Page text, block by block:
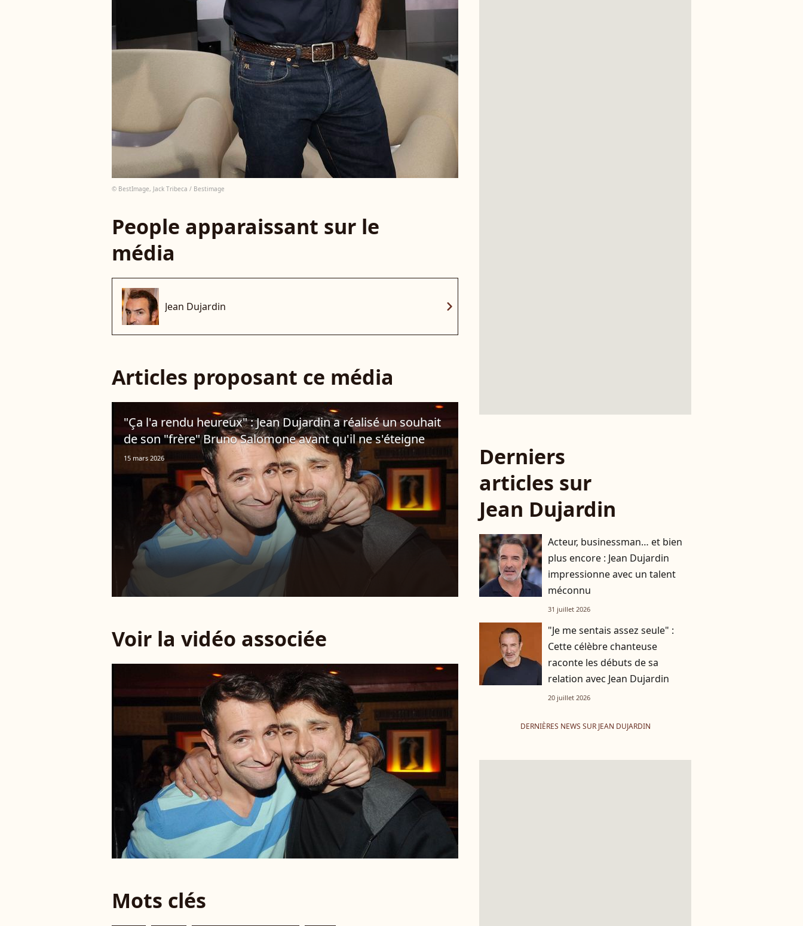
© BestImage, Jack Tribeca / Bestimage
People apparaissant sur le
média
Jean Dujardin chevron_right
Articles proposant ce média
"Ça l'a rendu heureux" : Jean Dujardin a réalisé un souhait
de son "frère" Bruno Salomone avant qu'il ne s'éteigne
15 mars 2026
Voir la vidéo associée
Mots clés
Derniers
articles sur
Jean Dujardin
Acteur, businessman… et bien
plus encore : Jean Dujardin
impressionne avec un talent
méconnu
31 juillet 2026
"Je me sentais assez seule" :
Cette célèbre chanteuse
raconte les débuts de sa
relation avec Jean Dujardin
20 juillet 2026
DERNIÈRES NEWS SUR JEAN DUJARDIN